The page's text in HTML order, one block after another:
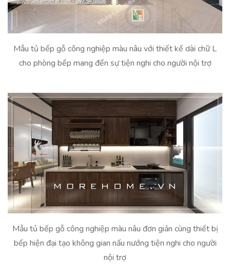
Mẫu tủ bếp gỗ công nghiệp màu nâu với thiết kế dài chữ L
cho phòng bếp mang đến sự tiện nghi cho người nội trợ
Mẫu tủ bếp gỗ công nghiệp màu nâu đơn giản cùng thiết bị
bếp hiện đại tạo không gian nấu nướng tiện nghi cho người
nội trợ